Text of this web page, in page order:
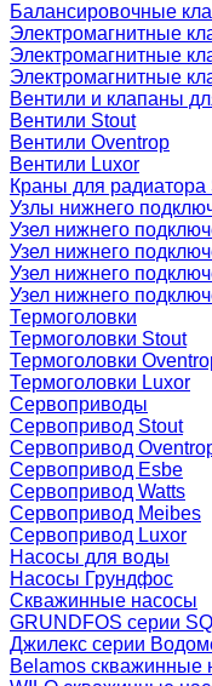
Балансировочные
Электромагнитные
Электромагнитные
Электромагнитные
Вентили и клапаны
Вентили Stout
Вентили Oventrop
Вентили Luxor
Краны для радиатора
Узлы нижнего
Узел нижнего
Узел нижнего
Узел нижнего
Узел нижнего
Термоголовки
Термоголовки Stout
Термоголовки
Термоголовки Luxor
Сервоприводы
Сервопривод Stout
Сервопривод
Сервопривод Esbe
Сервопривод Watts
Сервопривод Meibes
Сервопривод Luxor
Насосы для воды
Насосы Грундфос
Скважинные насосы
GRUNDFOS серии SQ
Джилекс серии
Belamos скважинные